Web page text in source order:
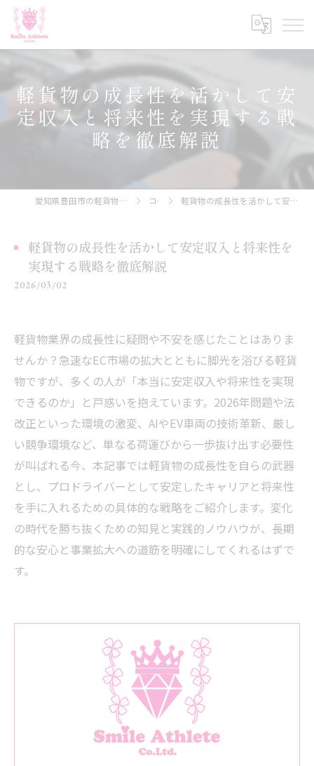
軽貨物の成長性を活かして安
定収入と将来性を実現する戦
略を徹底解説
愛知県豊田市の軽貨物の求人なら株式会社Smile Athlete コラム 軽貨物の成長性を活かして安定収入と将来性を実現する戦略を徹底解説
軽貨物の成長性を活かして安定収入と将来性を
実現する戦略を徹底解説
2026/03/02
軽貨物業界の成長性に疑問や不安を感じたことはありま
せんか？急速なEC市場の拡大とともに脚光を浴びる軽貨
物ですが、多くの人が「本当に安定収入や将来性を実現
できるのか」と戸惑いを抱えています。2026年問題や法
改正といった環境の激変、AIやEV車両の技術革新、厳し
い競争環境など、単なる荷運びから一歩抜け出す必要性
が叫ばれる今、本記事では軽貨物の成長性を自らの武器
とし、プロドライバーとして安定したキャリアと将来性
を手に入れるための具体的な戦略をご紹介します。変化
の時代を勝ち抜くための知見と実践的ノウハウが、長期
的な安心と事業拡大への道筋を明確にしてくれるはずで
す。